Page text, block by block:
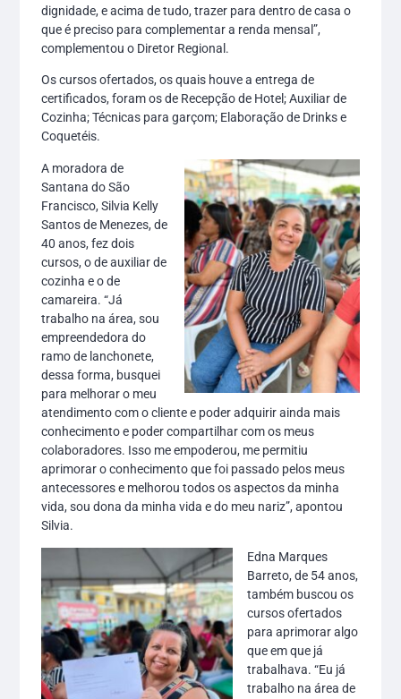
dignidade, e acima de tudo, trazer para dentro de casa o
que é preciso para complementar a renda mensal”,
complementou o Diretor Regional.
Os cursos ofertados, os quais houve a entrega de
certificados, foram os de Recepção de Hotel; Auxiliar de
Cozinha; Técnicas para garçom; Elaboração de Drinks e
Coquetéis.
A moradora de
Santana do São
Francisco, Silvia Kelly
Santos de Menezes, de
40 anos, fez dois
cursos, o de auxiliar de
cozinha e o de
camareira. “Já
trabalho na área, sou
empreendedora do
ramo de lanchonete,
dessa forma, busquei
para melhorar o meu
atendimento com o cliente e poder adquirir ainda mais
conhecimento e poder compartilhar com os meus
colaboradores. Isso me empoderou, me permitiu
aprimorar o conhecimento que foi passado pelos meus
antecessores e melhorou todos os aspectos da minha
vida, sou dona da minha vida e do meu nariz”, apontou
Silvia.
Edna Marques
Barreto, de 54 anos,
também buscou os
cursos ofertados
para aprimorar algo
que em que já
trabalhava. “Eu já
trabalho na área de